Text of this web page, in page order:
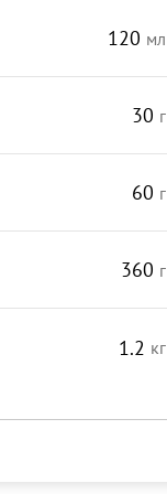
120 мл
30 г
60 г
360 г
1.2 кг